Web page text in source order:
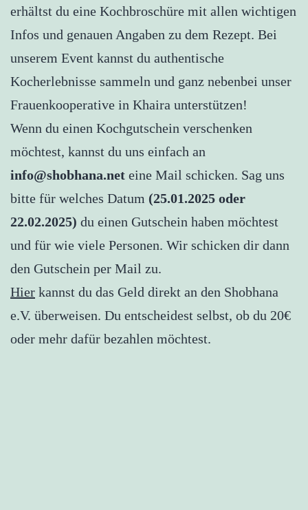
erhältst du eine Kochbroschüre mit allen wichtigen
Infos und genauen Angaben zu dem Rezept. Bei
unserem Event kannst du authentische
Kocherlebnisse sammeln und ganz nebenbei unser
Frauenkooperative in Khaira unterstützen!
Wenn du einen Kochgutschein verschenken
möchtest, kannst du uns einfach an
info@shobhana.net eine Mail schicken. Sag uns
bitte für welches Datum (25.01.2025 oder
22.02.2025) du einen Gutschein haben möchtest
und für wie viele Personen. Wir schicken dir dann
den Gutschein per Mail zu.
Hier kannst du das Geld direkt an den Shobhana
e.V. überweisen. Du entscheidest selbst, ob du 20€
oder mehr dafür bezahlen möchtest.